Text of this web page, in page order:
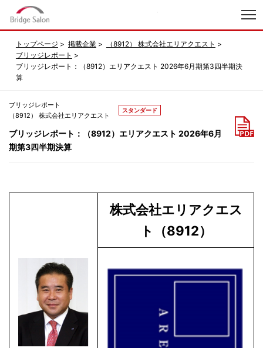
トップページ 掲載企業
（8912） 株式会社エリアクエスト
ブリッジレポート
ブリッジレポート：（8912）エリアクエスト 2026年6月期第3四半期決
算
ブリッジレポート
（8912） 株式会社エリアクエスト
スタンダード
ブリッジレポート：（8912）エリアクエスト 2026年6月
期第3四半期決算
株式会社エリアクエス
ト（8912）